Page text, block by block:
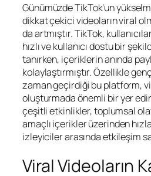
Günümüzde TikTok’un
dikkat çekici videoların viral
da artmıştır. TikTok,
hızlı ve kullanıcı dostu bir
tanırken, içeriklerin anında
kolaylaştırmıştır. Özellikle
zaman geçirdiği bu platform,
oluşturmada önemli bir yer
çeşitli etkinlikler, toplumsal
amaçlı içerikler üzerinden
izleyiciler arasında etkileşim
Viral Videoların